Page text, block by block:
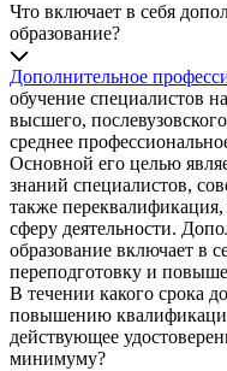
Что включает в себя
образование?
Дополнительное
обучение специалистов
высшего,
среднее
Основной его целью
знаний специалистов,
также
сферу деятельности.
образование включает в
переподготовку и
В течении какого срока
повышению
действующее
минимуму?